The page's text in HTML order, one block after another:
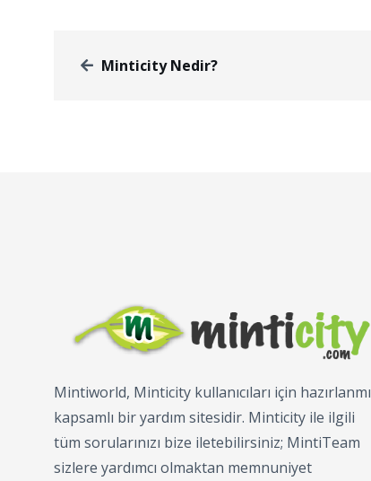
Minticity Nedir?
Mintiworld, Minticity kullanıcıları için
kapsamlı bir yardım sitesidir. Minticity ile ilgili
tüm sorularınızı bize iletebilirsiniz; MintiTeam
sizlere yardımcı olmaktan memnuniyet